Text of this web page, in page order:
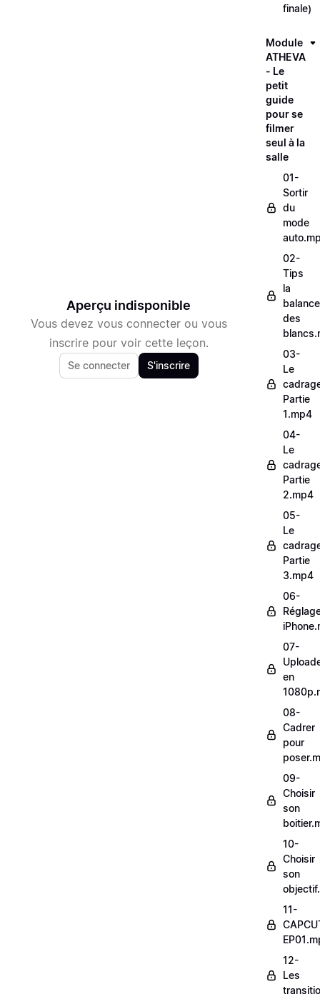
Aperçu indisponible
Vous devez vous connecter ou vous
inscrire pour voir cette leçon.
Se connecter S'inscrire
finale)
Module
ATHEVA
- Le
petit
guide
pour se
filmer
seul à la
salle
01-
Sortir
du
mode
02-
Tips
la
balance
des
03-
Le
Partie
1.mp4
04-
Le
Partie
2.mp4
05-
Le
Partie
3.mp4
06-
07-
en
08-
Cadrer
pour
09-
Choisir
son
10-
Choisir
son
11-
12-
Les